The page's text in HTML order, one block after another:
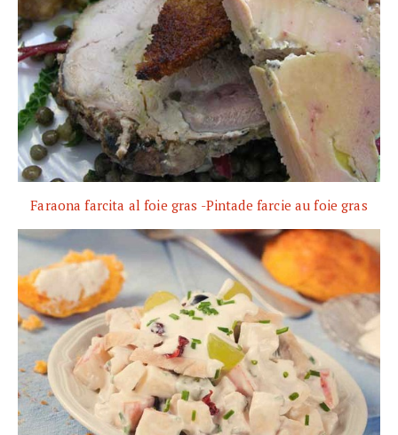
Faraona farcita al foie gras -Pintade farcie au foie gras